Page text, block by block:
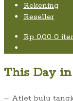
Rekening
Reseller
Rp 0,00 0
This Day in
– Atlet bulu